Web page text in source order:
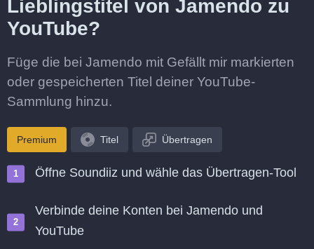
Lieblingstitel von Jamendo zu
YouTube?
Füge die bei Jamendo mit Gefällt mir markierten
oder gespeicherten Titel deiner YouTube-
Sammlung hinzu.
Premium Titel Übertragen
Öffne Soundiiz und wähle das Übertragen-Tool
Verbinde deine Konten bei Jamendo und
YouTube